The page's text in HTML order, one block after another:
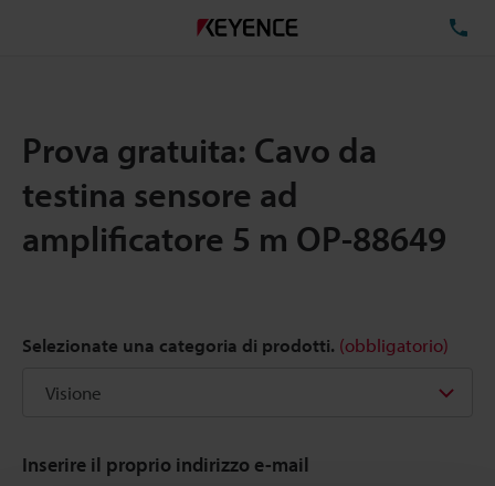
Prova gratuita: Cavo da
testina sensore ad
amplificatore 5 m OP-88649
Selezionate una categoria di prodotti. (obbligatorio)
Inserire il proprio indirizzo e-mail